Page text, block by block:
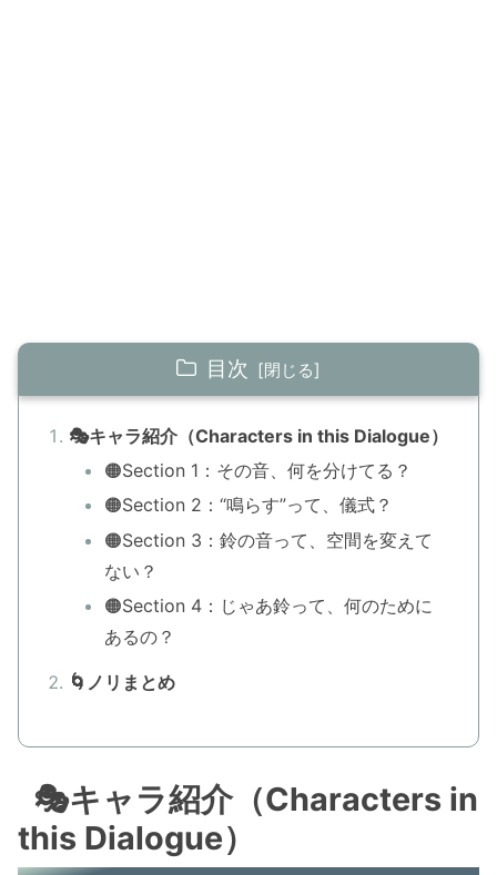
目次
🎭キャラ紹介（Characters in this Dialogue）
🟠Section 1：その音、何を分けてる？
🟠Section 2：“鳴らす”って、儀式？
🟠Section 3：鈴の音って、空間を変えて
ない？
🟠Section 4：じゃあ鈴って、何のために
あるの？
🌀ノリまとめ
🎭キャラ紹介（Characters in
this Dialogue）